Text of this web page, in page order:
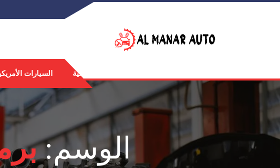
الرئيسية السيارات
الوسم: